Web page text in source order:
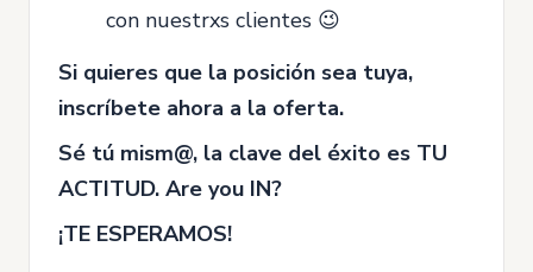
con nuestrxs clientes 😉
Si quieres que la posición sea tuya,
inscríbete ahora a la oferta.
Sé tú mism@, la clave del éxito es TU
ACTITUD. Are you IN?
¡TE ESPERAMOS!